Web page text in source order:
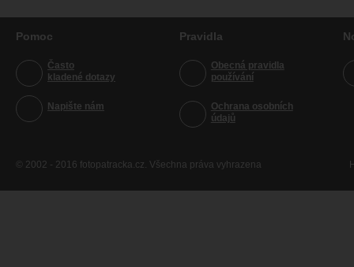
Pomoc
Často
kladené dotazy
Napište nám
Pravidla
Obecná pravidla
používání
Ochrana osobních
údajů
© 2002 - 2016 fotopatracka.cz. Všechna práva vyhrazena